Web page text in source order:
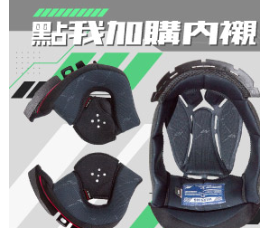
資料（包含姓名、電話或地址）提供予台灣大哥
由本公司與您本人進行分期帳單所需資料之確認、
3.完整用戶服務條款，請詳閱以下連結：https://
※ 交易是否成功請以「AFTEE先享後付 」之結帳
是否繳費成功／繳費後需取消欲退款等相關疑問
客戶支援中心」 https://
【注意事項】
１．透過由恩沛科技股份有限公司提供之「
易，需依本服務之必要範圍內提供個人資料，並
權轉讓予恩沛科技股份有限公司。
２．關於個人資料處理事宜，請瀏覽以下網址：
https://aftee.tw/terms/#terms3
３．未成年的使用者請事先徵得法定代理人或監護
「AFTEE先享後付」，若未經同意申辦者引起之
任。
４．使用「AFTEE先享後付」時，將依據個別帳
付款後7-11取貨
每筆NT$80，滿NT$1,999(含以上)免運費
宅配
每筆NT$80，滿NT$1,999(含以上)免運費